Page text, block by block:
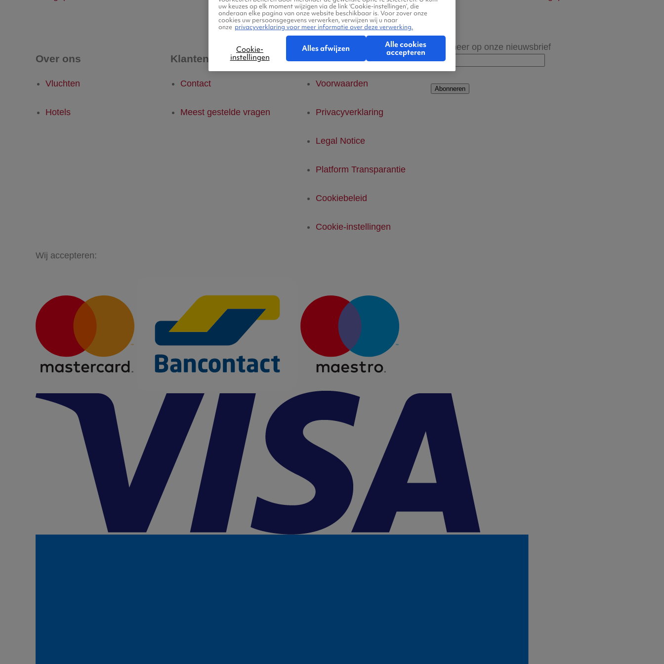
Over ons
Vluchten
Hotels
Klantenservice
Contact
Meest gestelde vragen
Kleine lettertjes
Voorwaarden
Privacyverklaring
Legal Notice
Platform Transparantie
Cookiebeleid
Cookie-instellingen
Abonneer op onze nieuwsbrief
Abonneren
Wij accepteren:
uw keuzes op elk moment wijzigen via de link ‘Cookie-instellingen’, die
onderaan elke pagina van onze website beschikbaar is. Voor zover onze
cookies uw persoonsgegevens verwerken, verwijzen wij u naar
onze privacyverklaring voor meer informatie over deze verwerking.
Cookie-
instellingen
Alles afwijzen
Alle cookies
accepteren